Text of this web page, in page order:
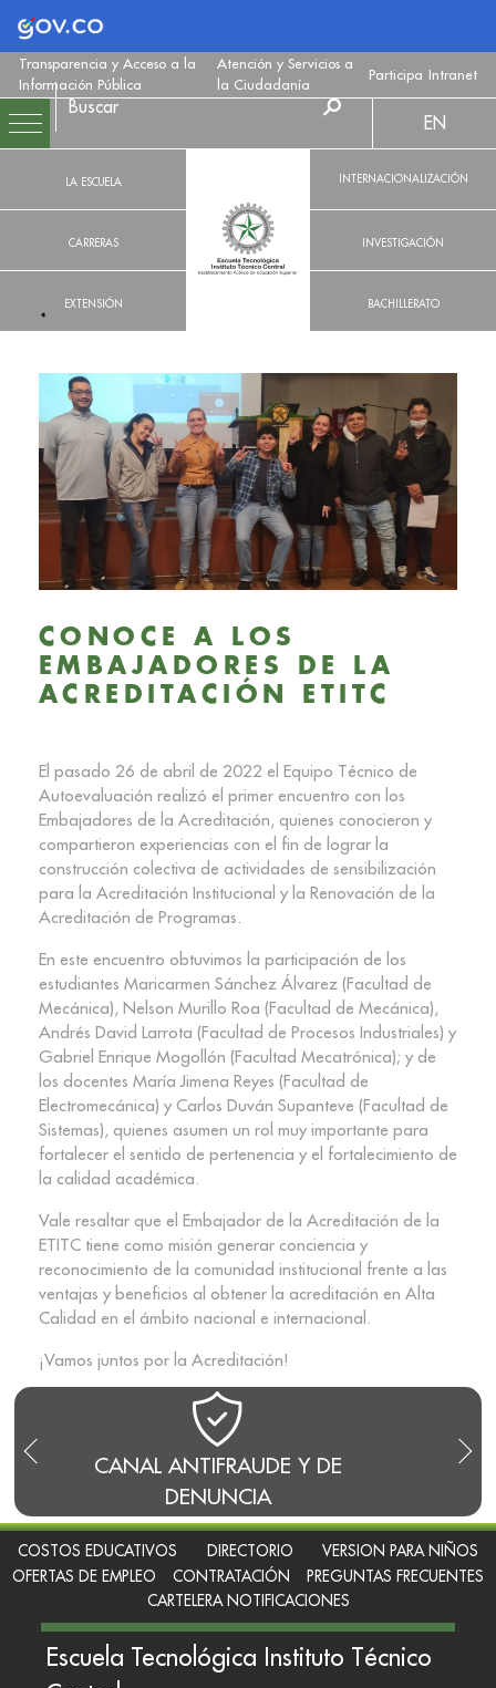
Logo Gobierno de Colombia
Transparencia y Acceso a la
Información Pública
Atención y Servicios a
la Ciudadanía
Participa Intranet
LA ESCUELA
CARRERAS
EXTENSIÓN
EN
INTERNACIONALIZACIÓN
INVESTIGACIÓN
BACHILLERATO
CANAL ANTIFRAUDE Y DE
DENUNCIA
CONOCE A LOS
EMBAJADORES DE LA
ACREDITACIÓN ETITC
El pasado 26 de abril de 2022 el Equipo Técnico de
Autoevaluación realizó el primer encuentro con los
Embajadores de la Acreditación, quienes conocieron y
compartieron experiencias con el fin de lograr la
construcción colectiva de actividades de sensibilización
para la Acreditación Institucional y la Renovación de la
Acreditación de Programas.
En este encuentro obtuvimos la participación de los
estudiantes Maricarmen Sánchez Álvarez (Facultad de
Mecánica), Nelson Murillo Roa (Facultad de Mecánica),
Andrés David Larrota (Facultad de Procesos Industriales) y
Gabriel Enrique Mogollón (Facultad Mecatrónica); y de
los docentes María Jimena Reyes (Facultad de
Electromecánica) y Carlos Duván Supanteve (Facultad de
Sistemas), quienes asumen un rol muy importante para
fortalecer el sentido de pertenencia y el fortalecimiento de
la calidad académica.
Vale resaltar que el Embajador de la Acreditación de la
ETITC tiene como misión generar conciencia y
reconocimiento de la comunidad institucional frente a las
ventajas y beneficios al obtener la acreditación en Alta
Calidad en el ámbito nacional e internacional.
¡Vamos juntos por la Acreditación!
COSTOS EDUCATIVOS DIRECTORIO
VERSION PARA NIÑOS
OFERTAS DE EMPLEO
CONTRATACIÓN
PREGUNTAS FRECUENTES
CARTELERA NOTIFICACIONES
Escuela Tecnológica Instituto Técnico